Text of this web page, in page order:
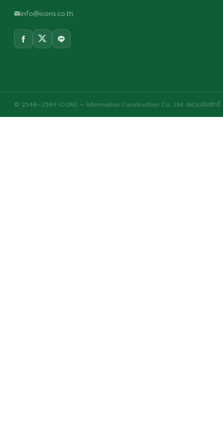
info@icons.co.th
© 2548–2569 iCONS – Information Construction Co., Ltd. สงวนลิขสิทธิ์